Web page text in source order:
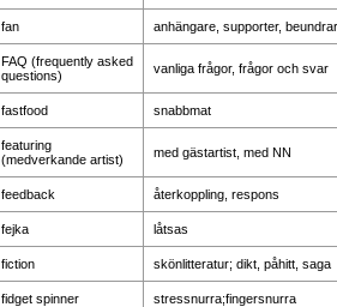
fan anhängare, supporter,
FAQ (frequently asked
questions)
vanliga frågor, frågor och svar
fastfood snabbmat
featuring
(medverkande artist)
med gästartist, med NN
feedback återkoppling, respons
fejka låtsas
fiction skönlitteratur; dikt, påhitt, saga
fidget spinner stressnurra;fingersnurra